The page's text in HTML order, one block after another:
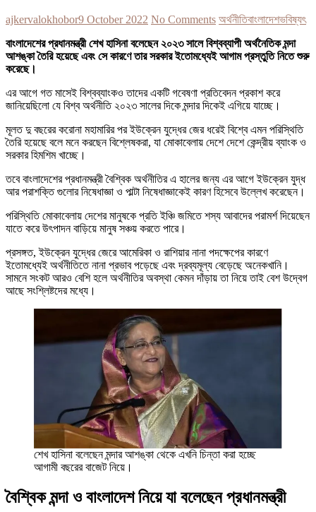
ajkervalokhobor9 October 2022 No Comments অর্থনীতিবাংলাদেশভবিষ্যৎ
বাংলাদেশের প্রধানমন্ত্রী শেখ হাসিনা বলেছেন ২০২৩ সালে বিশ্বব্যাপী অর্থনৈতিক মন্দা
আশঙ্কা তৈরি হয়েছে এবং সে কারণে তার সরকার ইতোমধ্যেই আগাম প্রস্তুতি নিতে শুরু
করেছে।
এর আগে গত মাসেই বিশ্বব্যাংকও তাদের একটি গবেষণা প্রতিবেদন প্রকাশ করে
জানিয়েছিলো যে বিশ্ব অর্থনীতি ২০২৩ সালের দিকে মন্দার দিকেই এগিয়ে যাচ্ছে।
মূলত দু বছরের করোনা মহামারির পর ইউক্রেন যুদ্ধের জের ধরেই বিশ্বে এমন পরিস্থিতি
তৈরি হয়েছে বলে মনে করছেন বিশ্লেষকরা, যা মোকাবেলায় দেশে দেশে কেন্দ্রীয় ব্যাংক ও
সরকার হিমশিম খাচ্ছে।
তবে বাংলাদেশের প্রধানমন্ত্রী বৈশ্বিক অর্থনীতির এ হালের জন্য এর আগে ইউক্রেন যুদ্ধ
আর পরাশক্তি গুলোর নিষেধাজ্ঞা ও পাল্টা নিষেধাজ্ঞাকেই কারণ হিসেবে উল্লেখ করেছেন।
পরিস্থিতি মোকাবেলায় দেশের মানুষকে প্রতি ইঞ্চি জমিতে শস্য আবাদের পরামর্শ দিয়েছেন
যাতে করে উৎপাদন বাড়িয়ে মানুষ সঞ্চয় করতে পারে।
প্রসঙ্গত, ইউক্রেন যুদ্ধের জেরে আমেরিকা ও রাশিয়ার নানা পদক্ষেপের কারণে
ইতোমধ্যেই অর্থনীতিতে নানা প্রভাব পড়েছে এবং দ্রব্যমূল্য বেড়েছে অনেকখানি।
সামনে সংকট আরও বেশি হলে অর্থনীতির অবস্থা কেমন দাঁড়ায় তা নিয়ে তাই বেশ উদ্বেগ
আছে সংশ্লিষ্টদের মধ্যে।
শেখ হাসিনা বলেছেন মন্দার আশঙ্কা থেকে এখনি চিন্তা করা হচ্ছে
আগামী বছরের বাজেট নিয়ে।
বৈশ্বিক মন্দা ও বাংলাদেশ নিয়ে যা বলেছেন প্রধানমন্ত্রী